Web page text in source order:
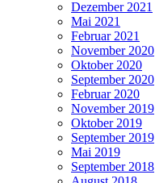
Dezember 2021
Mai 2021
Februar 2021
November 2020
Oktober 2020
September 2020
Februar 2020
November 2019
Oktober 2019
September 2019
Mai 2019
September 2018